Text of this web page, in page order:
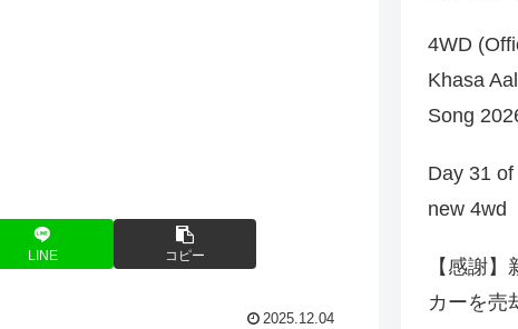
LINE コピー
2025.12.04
4WD
Khasa
Song
Day 31
new 4wd
【感謝
カーを売